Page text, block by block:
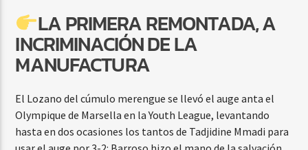
LA PRIMERA REMONTADA, A
INCRIMINACIÓN DE LA
MANUFACTURA
El Lozano del cúmulo merengue se llevó el auge anta el
Olympique de Marsella en la Youth League, levantando
hasta en dos ocasiones los tantos de Tadjidine Mmadi para